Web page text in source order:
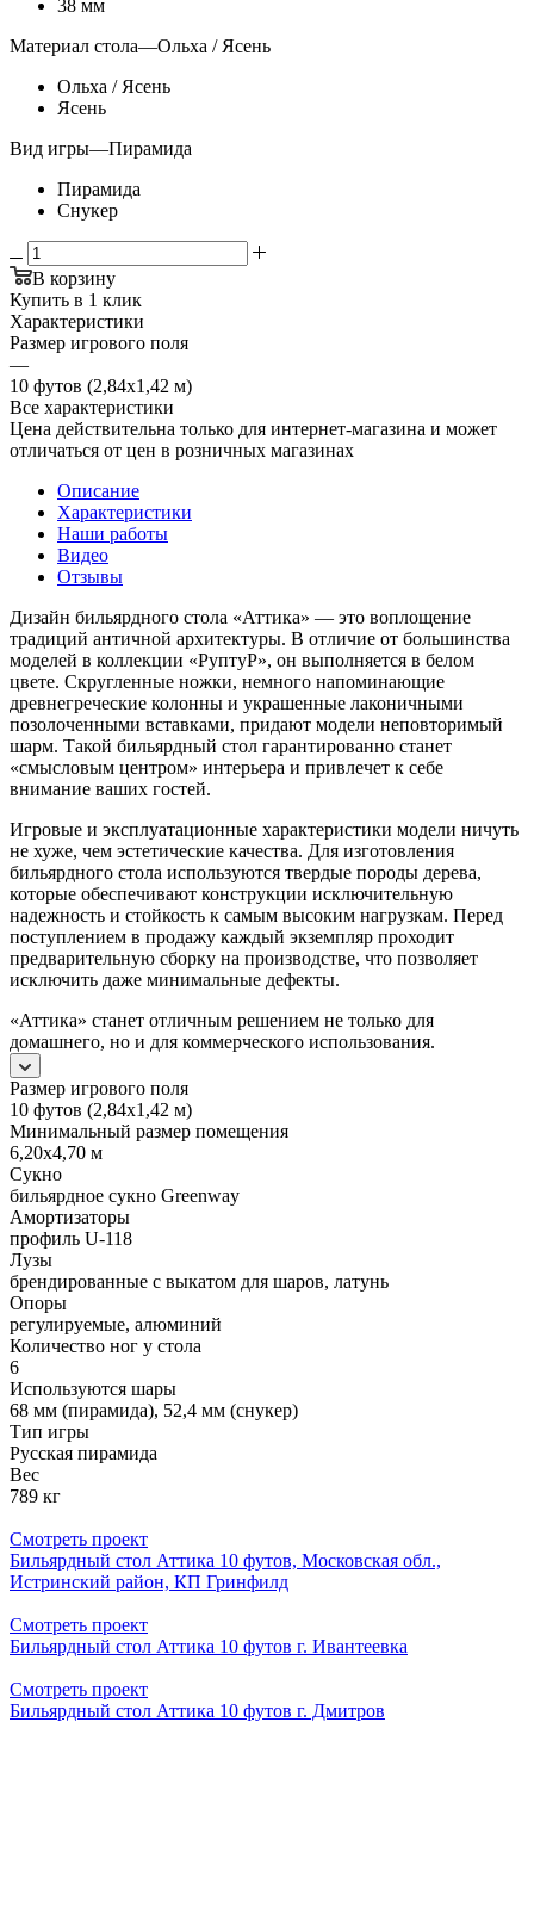
38 мм
Материал стола—Ольха / Ясень
Ольха / Ясень
Ясень
Вид игры—Пирамида
Пирамида
Снукер
В корзину
Купить в 1 клик
Характеристики
Размер игрового поля
—
10 футов (2,84х1,42 м)
Все характеристики
Цена действительна только для интернет-магазина и может
отличаться от цен в розничных магазинах
Описание
Характеристики
Наши работы
Видео
Отзывы
Дизайн бильярдного стола «Аттика» — это воплощение
традиций античной архитектуры. В отличие от большинства
моделей в коллекции «РуптуР», он выполняется в белом
цвете. Скругленные ножки, немного напоминающие
древнегреческие колонны и украшенные лаконичными
позолоченными вставками, придают модели неповторимый
шарм. Такой бильярдный стол гарантированно станет
«смысловым центром» интерьера и привлечет к себе
внимание ваших гостей.
Игровые и эксплуатационные характеристики модели ничуть
не хуже, чем эстетические качества. Для изготовления
бильярдного стола используются твердые породы дерева,
которые обеспечивают конструкции исключительную
надежность и стойкость к самым высоким нагрузкам. Перед
поступлением в продажу каждый экземпляр проходит
предварительную сборку на производстве, что позволяет
исключить даже минимальные дефекты.
«Аттика» станет отличным решением не только для
домашнего, но и для коммерческого использования.
Размер игрового поля
10 футов (2,84х1,42 м)
Минимальный размер помещения
6,20х4,70 м
Сукно
бильярдное сукно Greenway
Амортизаторы
профиль U-118
Лузы
брендированные с выкатом для шаров, латунь
Опоры
регулируемые, алюминий
Количество ног у стола
6
Используются шары
68 мм (пирамида), 52,4 мм (снукер)
Тип игры
Русская пирамида
Вес
789 кг
Смотреть проект
Бильярдный стол Аттика 10 футов, Московская обл.,
Истринский район, КП Гринфилд
Смотреть проект
Бильярдный стол Аттика 10 футов г. Ивантеевка
Смотреть проект
Бильярдный стол Аттика 10 футов г. Дмитров